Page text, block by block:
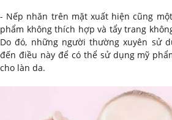
- Nếp nhăn trên mặt xuất hiện cũng
phẩm không thích hợp và tẩy trang
Do đó, những người thường xuyên sử
đến điều này để có thể sử dụng mỹ
cho làn da.